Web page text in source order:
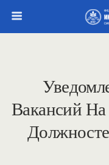
Вакансий